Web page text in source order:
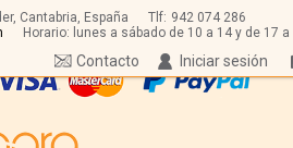
Cantabria, España Tlf: 942 074 286
Horario: lunes a sábado de 10 a 14 y de 17 a
Iniciar sesión
Contacto